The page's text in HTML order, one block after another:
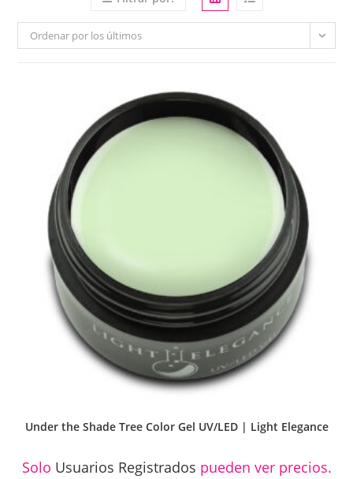
Ordenar por los últimos
Under the Shade Tree Color Gel UV/LED | Light Elegance
Solo Usuarios Registrados pueden ver precios.